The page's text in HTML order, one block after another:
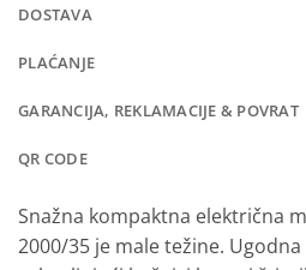
DOSTAVA
PLAĆANJE
GARANCIJA, REKLAMACIJE & POVRAT
QR CODE
Snažna kompaktna električna
2000/35 je male težine.